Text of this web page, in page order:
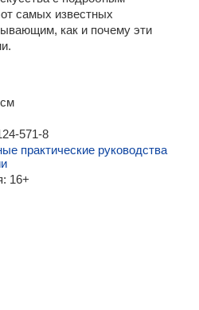
самых известных
как и почему эти
см
571-8
практические руководства
16+